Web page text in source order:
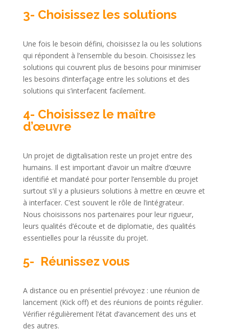
3- Choisissez les solutions
Une fois le besoin défini, choisissez la ou les solutions
qui répondent à l’ensemble du besoin. Choisissez les
solutions qui couvrent plus de besoins pour minimiser
les besoins d’interfaçage entre les solutions et des
solutions qui s’interfacent facilement.
4- Choisissez le maître
d’œuvre
Un projet de digitalisation reste un projet entre des
humains. Il est important d’avoir un maître d’œuvre
identifié et mandaté pour porter l’ensemble du projet
surtout s’il y a plusieurs solutions à mettre en œuvre et
à interfacer. C’est souvent le rôle de l’intégrateur.
Nous choisissons nos partenaires pour leur rigueur,
leurs qualités d’écoute et de diplomatie, des qualités
essentielles pour la réussite du projet.
5- Réunissez vous
A distance ou en présentiel prévoyez : une réunion de
lancement (Kick off) et des réunions de points régulier.
Vérifier régulièrement l’état d’avancement des uns et
des autres.